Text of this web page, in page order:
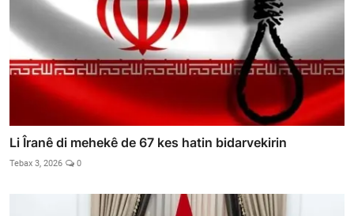
Li Îranê di mehekê de 67 kes hatin bidarvekirin
Tebax 3, 2026 0